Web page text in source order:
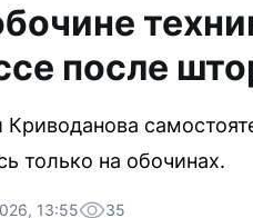
после
только на обочинах.
13:55 35